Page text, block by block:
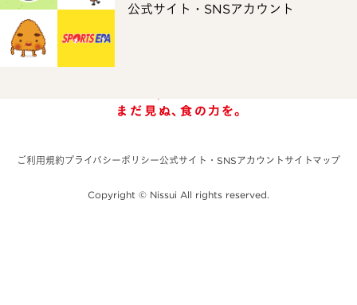
公式サイト・SNSアカウント
ご利用規約プライバシーポリシー公式サイト・SNSアカウント サイトマップ
Copyright © Nissui All rights reserved.